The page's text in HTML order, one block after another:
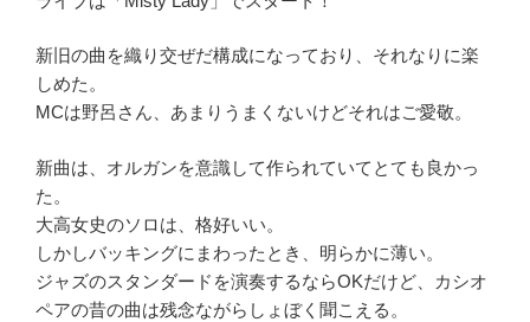
新旧の曲を織り交ぜだ構成になっており、それなりに楽
しめた。
MCは野呂さん、あまりうまくないけどそれはご愛敬。
新曲は、オルガンを意識して作られていてとても良かっ
た。
大高女史のソロは、格好いい。
しかしバッキングにまわったとき、明らかに薄い。
ジャズのスタンダードを演奏するならOKだけど、カシオ
ペアの昔の曲は残念ながらしょぼく聞こえる。